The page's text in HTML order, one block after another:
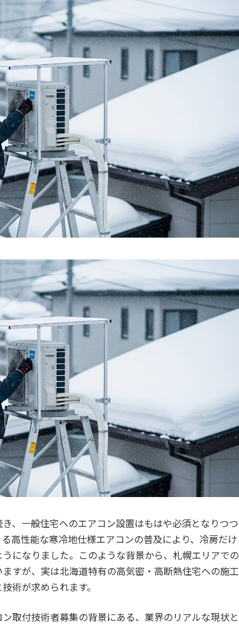
、一般住宅へのエアコン設置はもはや必須となりつつ
高性能な寒冷地仕様エアコンの普及により、冷房だけ
になりました。このような背景から、札幌エリアでの
すが、実は北海道特有の高気密・高断熱住宅への施工
術が求められます。
取付技術者募集の背景にある、業界のリアルな現状と